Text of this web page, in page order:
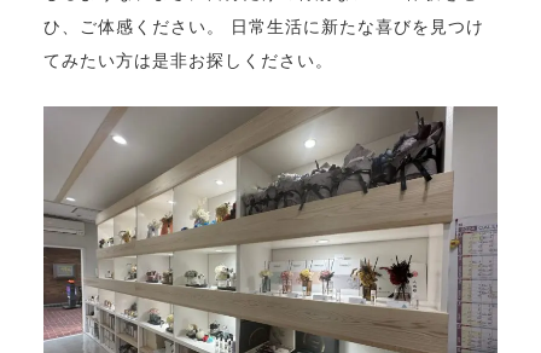
ひ、ご体感ください。 日常生活に新たな喜びを見つけ
てみたい方は是非お探しください。